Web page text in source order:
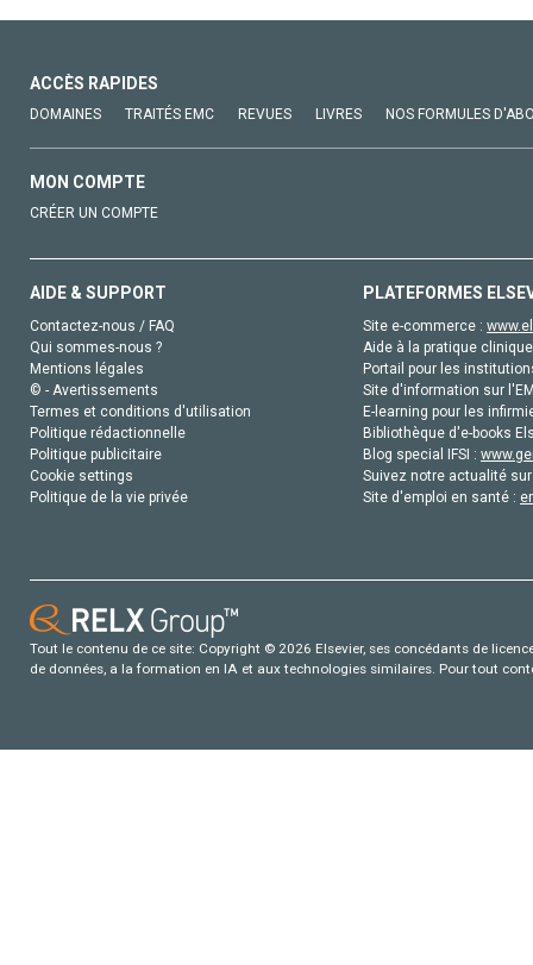
ACCÈS RAPIDES
DOMAINES TRAITÉS EMC REVUES LIVRES NOS FORMULES
MON COMPTE
CRÉER UN COMPTE
AIDE & SUPPORT
Contactez-nous / FAQ
Qui sommes-nous ?
Mentions légales
© - Avertissements
Termes et conditions d'utilisation
Politique rédactionnelle
Politique publicitaire
Cookie settings
Politique de la vie privée
PLATEFORMES
Site e-commerce :
Aide à la pratique
Portail pour les
Site d'information sur
E-learning pour les
Bibliothèque d'e-books
Blog special IFSI :
Suivez notre actualité
Site d'emploi en santé :
Tout le contenu de ce site: Copyright © 2026 Elsevier, ses concédants de
de données, a la formation en IA et aux technologies similaires. Pour tout